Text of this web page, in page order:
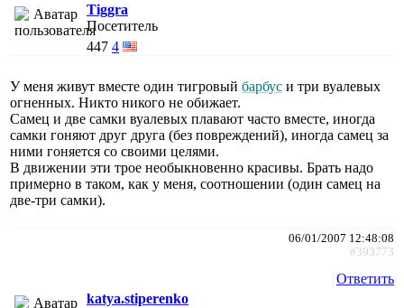
Tiggra
Посетитель
447 4
У меня живут вместе один тигровый барбус и три вуалевых
огненных. Никто никого не обижает.
Самец и две самки вуалевых плавают часто вместе, иногда
самки гоняют друг друга (без повреждений), иногда самец за
ними гоняется со своими целями.
В движении эти трое необыкновенно красивы. Брать надо
примерно в таком, как у меня, соотношении (один самец на
две-три самки).
06/01/2007 12:48:08
#393773
Ответить
katya.stiperenko